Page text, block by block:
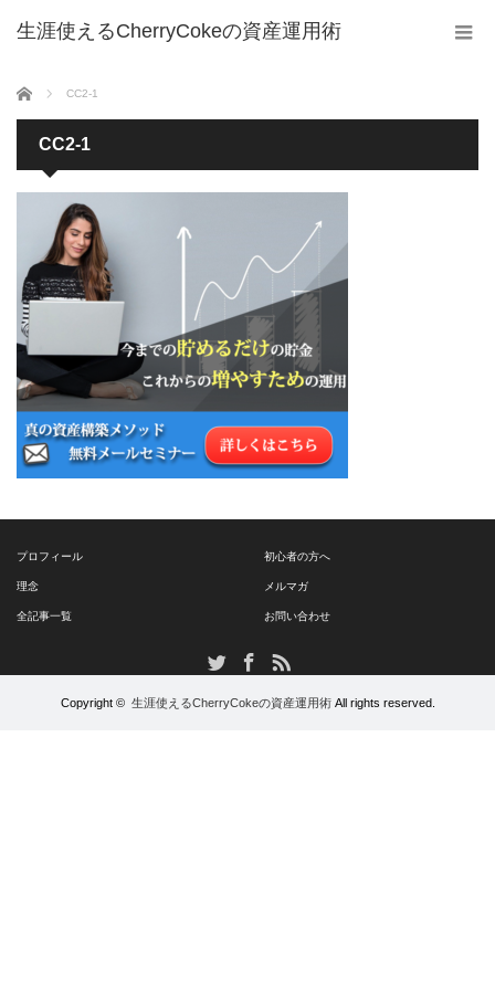
生涯使えるCherryCokeの資産運用術
ホーム CC2-1
CC2-1
プロフィール 初心者の方へ
理念 メルマガ
全記事一覧 お問い合わせ
TwitterFacebook
Copyright © 生涯使えるCherryCokeの資産運用術All rights reserved.